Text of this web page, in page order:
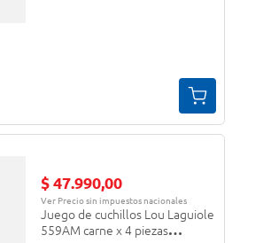
$ 47.990,00
Ver Precio sin impuestos nacionales
Juego de cuchillos Lou Laguiole
559AM carne x 4 piezas